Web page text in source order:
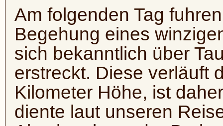
Am folgenden Tag
Begehung eines
sich bekanntlich über
erstreckt. Diese verläuft
Kilometer Höhe, ist
diente laut unseren